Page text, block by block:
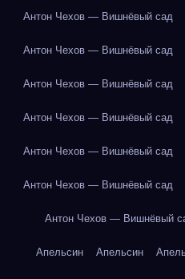
Антон Чехов — Вишнёвый сад
Антон Чехов — Вишнёвый сад
Антон Чехов — Вишнёвый сад
Антон Чехов — Вишнёвый сад
Антон Чехов — Вишнёвый сад
Антон Чехов — Вишнёвый сад
Антон Чехов — Вишнёвый
Апельсин Апельсин